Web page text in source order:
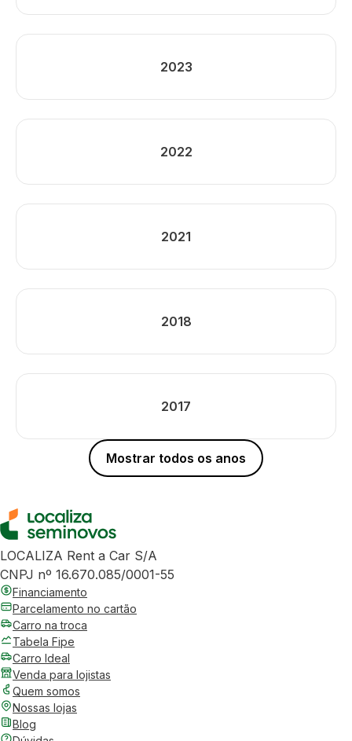
2023
2022
2021
2018
2017
Mostrar todos os anos
LOCALIZA Rent a Car S/A
CNPJ nº 16.670.085/0001-55
Financiamento
Parcelamento no cartão
Carro na troca
Tabela Fipe
Carro Ideal
Venda para lojistas
Quem somos
Nossas lojas
Blog